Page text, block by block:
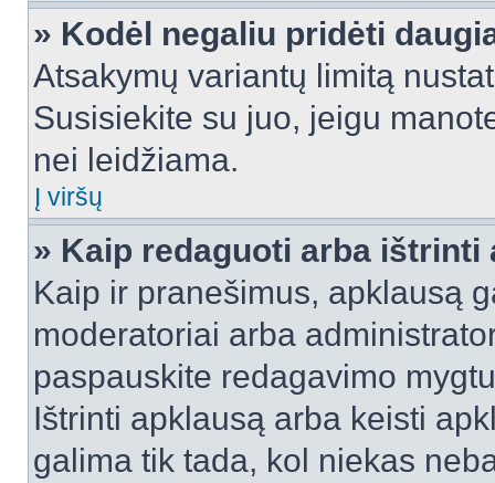
» Kodėl negaliu pridėti
Atsakymų variantų limitą
Susisiekite su juo, jeigu
nei leidžiama.
Į viršų
» Kaip redaguoti arba ištrinti
Kaip ir pranešimus, apklausą
moderatoriai arba
paspauskite redagavimo
Ištrinti apklausą arba keisti
galima tik tada, kol niekas